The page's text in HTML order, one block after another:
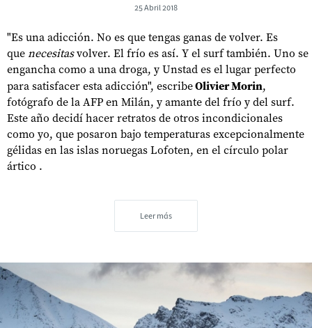
25 Abril 2018
"Es una adicción. No es que tengas ganas de volver. Es
que necesitasvolver. El frío es así. Y el surf también. Uno se
engancha como a una droga, y Unstad es el lugar perfecto
para satisfacer esta adicción", escribeOlivier Morin,
fotógrafo de la AFP en Milán, y amante del frío y del surf.
Este año decidí hacer retratos de otros incondicionales
como yo, que posaron bajo temperaturas excepcionalmente
gélidas en las islas noruegas Lofoten, en el círculo polar
ártico .
Leer más